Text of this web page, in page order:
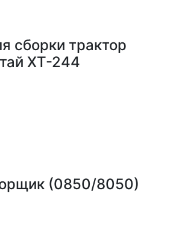
сборки трактор
XT-244
(0850/8050)